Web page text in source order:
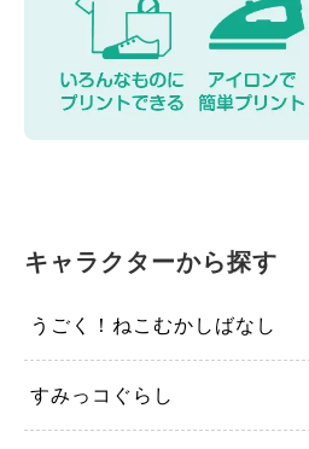
キャラクターから探す
うごく！ねこむかしばなし
すみっコぐらし